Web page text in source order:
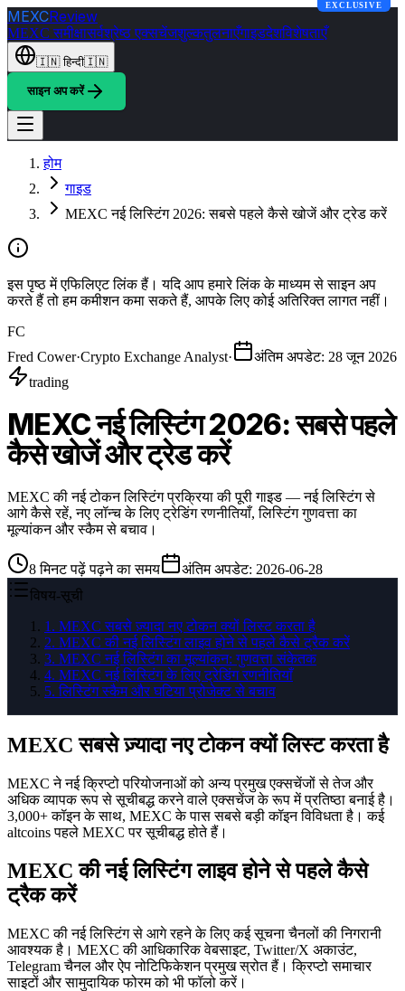
MEXCReview
MEXC समीक्षासर्वश्रेष्ठ एक्सचेंजशुल्कतुलनाएँगाइडदेशविशेषताएँ
🇮🇳 हिन्दी🇮🇳
साइन अप करें
होम
गाइड
MEXC नई लिस्टिंग 2026: सबसे पहले कैसे खोजें और ट्रेड करें
इस पृष्ठ में एफिलिएट लिंक हैं। यदि आप हमारे लिंक के माध्यम से साइन अप
करते हैं तो हम कमीशन कमा सकते हैं, आपके लिए कोई अतिरिक्त लागत नहीं।
FC
Fred Cower·Crypto Exchange Analyst· अंतिम अपडेट: 28 जून 2026
trading
MEXC नई लिस्टिंग 2026: सबसे पहले
कैसे खोजें और ट्रेड करें
MEXC की नई टोकन लिस्टिंग प्रक्रिया की पूरी गाइड — नई लिस्टिंग से
आगे कैसे रहें, नए लॉन्च के लिए ट्रेडिंग रणनीतियाँ, लिस्टिंग गुणवत्ता का
मूल्यांकन और स्कैम से बचाव।
8 मिनट पढ़ें पढ़ने का समय अंतिम अपडेट: 2026-06-28
विषय-सूची
1 . MEXC सबसे ज़्यादा नए टोकन क्यों लिस्ट करता है
2. MEXC की नई लिस्टिंग लाइव होने से पहले कैसे ट्रैक करें
3. MEXC नई लिस्टिंग का मूल्यांकन: गुणवत्ता संकेतक
4. MEXC नई लिस्टिंग के लिए ट्रेडिंग रणनीतियाँ
5.लिस्टिंग स्कैम और घटिया प्रोजेक्ट से बचाव
MEXC सबसे ज़्यादा नए टोकन क्यों लिस्ट करता है
MEXC ने नई क्रिप्टो परियोजनाओं को अन्य प्रमुख एक्सचेंजों से तेज और
अधिक व्यापक रूप से सूचीबद्ध करने वाले एक्सचेंज के रूप में प्रतिष्ठा बनाई है।
3,000+ कॉइन के साथ, MEXC के पास सबसे बड़ी कॉइन विविधता है। कई
altcoins पहले MEXC पर सूचीबद्ध होते हैं।
MEXC की नई लिस्टिंग लाइव होने से पहले कैसे
ट्रैक करें
MEXC की नई लिस्टिंग से आगे रहने के लिए कई सूचना चैनलों की निगरानी
आवश्यक है। MEXC की आधिकारिक वेबसाइट, Twitter/X अकाउंट,
Telegram चैनल और ऐप नोटिफिकेशन प्रमुख स्रोत हैं। क्रिप्टो समाचार
साइटों और सामुदायिक फोरम को भी फॉलो करें।
EXCLUSIVE